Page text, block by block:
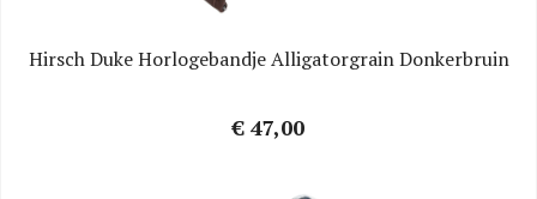
Hirsch Duke Horlogebandje Alligatorgrain Donkerbruin
€ 47,00